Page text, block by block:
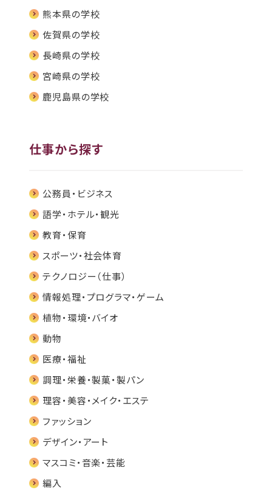
熊本県の学校
佐賀県の学校
⻑崎県の学校
宮崎県の学校
鹿児島県の学校
仕事から探す
公務員・ビジネス
語学・ホテル・観光
教育・保育
スポーツ・社会体育
テクノロジー（仕事）
情報処理・プログラマ・ゲーム
植物・環境・バイオ
動物
医療・福祉
調理・栄養・製菓・製パン
理容・美容・メイク・エステ
ファッション
デザイン・アート
マスコミ・音楽・芸能
編入